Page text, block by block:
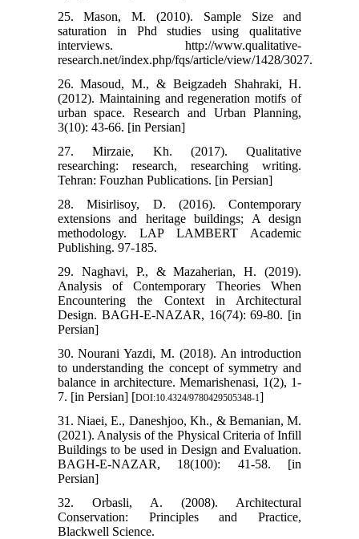
25. Mason, M. (2010). Sample Size and
saturation in Phd studies using qualitative
interviews. http://www.qualitative-
research.net/index.php/fqs/article/view/1428/3027.
26. Masoud, M., & Beigzadeh Shahraki, H.
(2012). Maintaining and regeneration motifs of
urban space. Research and Urban Planning,
3(10): 43-66. [in Persian]
27. Mirzaie, Kh. (2017). Qualitative
researching: research, researching writing.
Tehran: Fouzhan Publications. [in Persian]
28. Misirlisoy, D. (2016). Contemporary
extensions and heritage buildings; A design
methodology. LAP LAMBERT Academic
Publishing. 97-185.
29. Naghavi, P., & Mazaherian, H. (2019).
Analysis of Contemporary Theories When
Encountering the Context in Architectural
Design. BAGH-E-NAZAR, 16(74): 69-80. [in
Persian]
30. Nourani Yazdi, M. (2018). An introduction
to understanding the concept of symmetry and
balance in architecture. Memarishenasi, 1(2), 1-
7. [in Persian] [DOI:10.4324/9780429505348-1]
31. Niaei, E., Daneshjoo, Kh., & Bemanian, M.
(2021). Analysis of the Physical Criteria of Infill
Buildings to be used in Design and Evaluation.
BAGH-E-NAZAR, 18(100): 41-58. [in
Persian]
32. Orbasli, A. (2008). Architectural
Conservation: Principles and Practice,
Blackwell Science.